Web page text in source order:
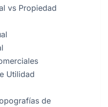
vs Propiedad
Utilidad
de